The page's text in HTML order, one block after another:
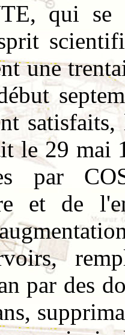
qui se
une
le 29 mai
par
et de
par des